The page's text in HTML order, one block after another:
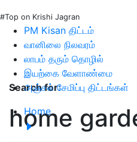
#Top on Krishi Jagran
PM Kisan திட்டம்
வானிலை நிலவரம்
லாபம் தரும் தொழில்
இயற்கை வேளாண்மை
அஞ்சல் சேமிப்பு திட்டங்கள்
Home
Search for:
home